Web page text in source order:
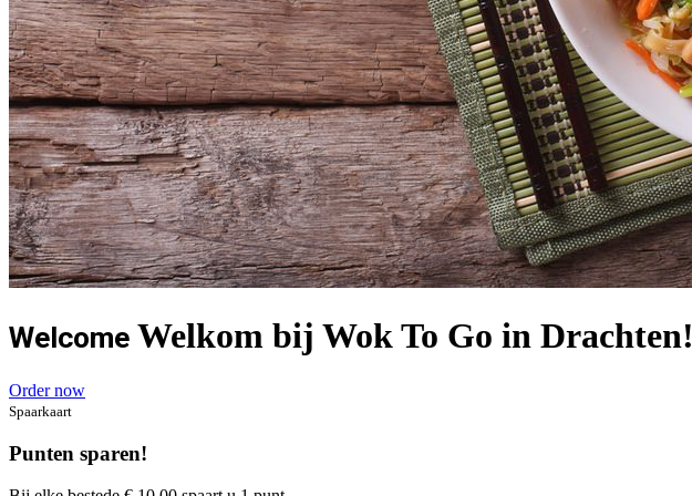
Welcome Welkom bij Wok To Go in Drachten!
Order now
Spaarkaart
Punten sparen!